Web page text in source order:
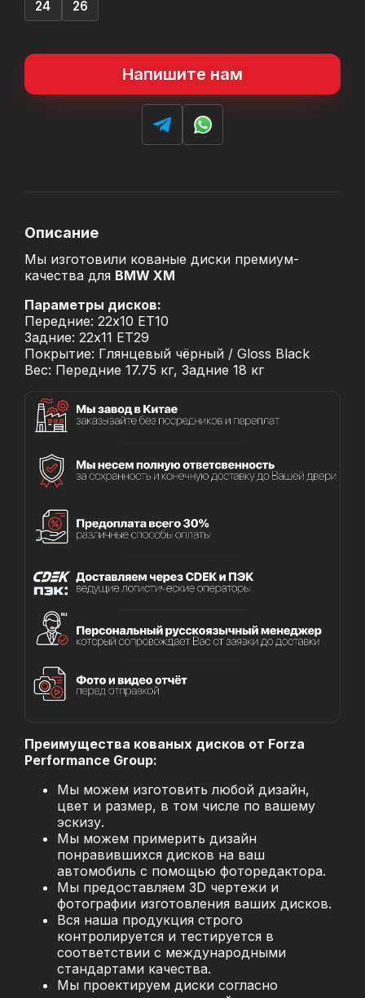
24
26
Напишите нам
Описание
Мы изготовили кованые диски премиум-
качества для BMW XM
Параметры дисков:
Передние: 22x10 ET10
Задние: 22x11 ET29
Покрытие: Глянцевый чёрный / Gloss Black
Вес: Передние 17.75 кг, Задние 18 кг
Преимущества кованых дисков от Forza
Performance Group:
Мы можем изготовить любой дизайн,
цвет и размер, в том числе по вашему
эскизу.
Мы можем примерить дизайн
понравившихся дисков на ваш
автомобиль с помощью фоторедактора.
Мы предоставляем 3D чертежи и
фотографии изготовления ваших дисков.
Вся наша продукция строго
контролируется и тестируется в
соответствии с международными
стандартами качества.
Мы проектируем диски согласно